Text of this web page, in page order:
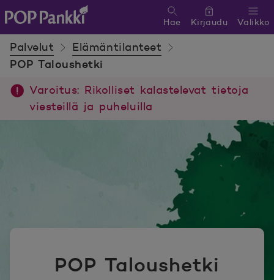
POP Pankki, etusivulle
Valikko
Hae Kirjaudu
Palvelut Elämäntilanteet
POP Taloushetki
Varoitus: Rikolliset kalastelevat tietoja
viesteillä ja puheluilla
POP Taloushetki